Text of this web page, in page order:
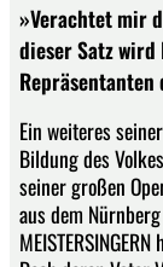
»Verachtet mir
dieser Satz wird
Repräsentanten
Ein weiteres
Bildung des
seiner großen
aus dem